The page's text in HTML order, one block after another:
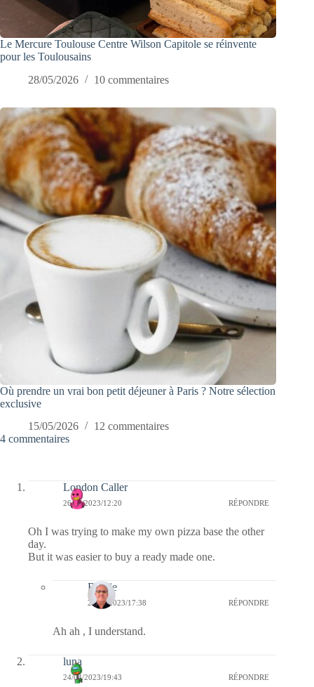
Le Mercure Toulouse Centre Wilson Capitole se réinvente
pour les Toulousains
28/05/2026
10 commentaires
Où prendre un vrai bon petit déjeuner à Paris ? Notre sélection
exclusive
15/05/2026
12 commentaires
4 commentaires
London Caller
26/04/2023/12:20 RÉPONDRE
Oh I was trying to make my own pizza base the other
day.
But it was easier to buy a ready made one.
Bernie
26/04/2023/17:38 RÉPONDRE
Ah ah , I understand.
luna
24/04/2023/19:43 RÉPONDRE